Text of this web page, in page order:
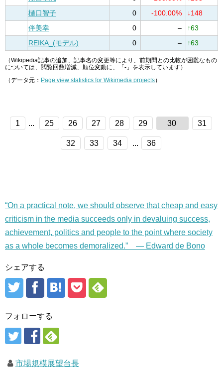
樋口智子
0 -100.00%
↓148
伴美幸
0 –
↑63
REIKA_(モデル)
0 – ↑63
（Wikipedia記事の追加、記事名の変更等により、前期間との比較が困難なもの
については、閲覧回数増減、順位変動に、「-」を表示しています）
（データ元： Page view statistics for Wikimedia projects）
1 ... 25 26 27 28 29 30 31
32 33 34 ... 36
“On a practical note, we should observe that cheap and easy
criticism in the media succeeds only in devaluing success,
achievement, politics and people to the point where society
as a whole becomes demoralized.” — Edward de Bono
シェアする
フォローする
市場規模展望台長